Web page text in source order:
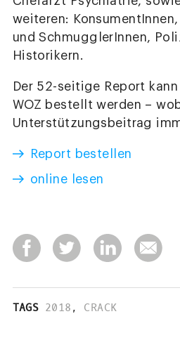
weiteren:
und SchmugglerInnen,
Historikern.
Der 52-seitige Report
WOZ bestellt werden –
Unterstützungsbeitrag
Report bestellen
online lesen
TAGS 2018 , CRACK